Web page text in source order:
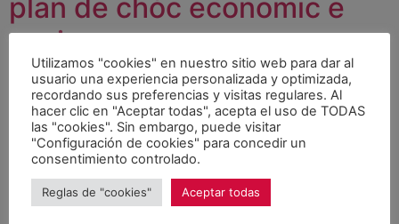
plan de chòc economic e
sociau
Utilizamos "cookies" en nuestro sitio web para dar al
usuario una experiencia personalizada y optimizada,
recordando sus preferencias y visitas regulares. Al
hacer clic en "Aceptar todas", acepta el uso de TODAS
las "cookies". Sin embargo, puede visitar
"Configuración de cookies" para concedir un
consentimiento controlado.
Reglas de "cookies" Aceptar todas